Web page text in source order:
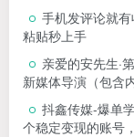
手机发评论就
粘贴秒上手
亲爱的安先生·
新媒体导演（包含
抖鑫传媒-爆单
个稳定变现的账号